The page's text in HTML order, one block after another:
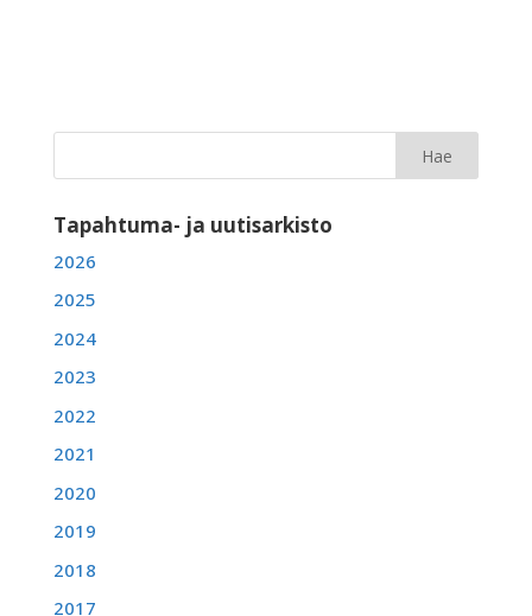
Tapahtuma- ja uutisarkisto
2026
2025
2024
2023
2022
2021
2020
2019
2018
2017